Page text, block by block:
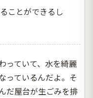
ことができるし
っていて、水を綺麗
っているんだよ。そ
だ屋台が生ごみを排